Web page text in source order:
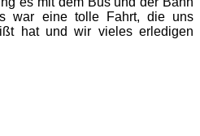
war eine tolle Fahrt, die uns
hat und wir vieles erledigen